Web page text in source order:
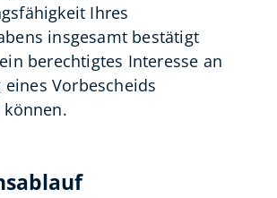
Ihres
insgesamt bestätigt
berechtigtes Interesse an
Vorbescheids